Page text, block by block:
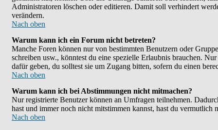
Administratoren löschen oder editieren. Damit soll verhindert
verändern.
Nach oben
Warum kann ich ein Forum nicht betreten?
Manche Foren können nur von bestimmten Benutzern oder
schreiben usw., könntest du eine spezielle Erlaubnis brauchen.
dafür geben, du solltest sie um Zugang bitten, sofern du einen
Nach oben
Warum kann ich bei Abstimmungen nicht mitmachen?
Nur registrierte Benutzer können an Umfragen teilnehmen.
hast und immer noch nicht mitstimmen kannst, hast du vermutlich
Nach oben